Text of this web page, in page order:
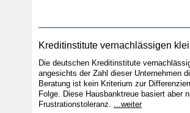
Kreditinstitute vernachlässigen
Die deutschen Kreditinstitute
angesichts der Zahl dieser Unternehmen
Beratung ist kein Kriterium zur
Folge. Diese Hausbanktreue basiert aber
Frustrationstoleranz. ...weiter